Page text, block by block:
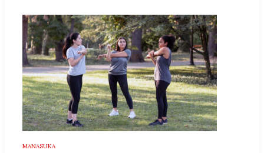
MANASUKA